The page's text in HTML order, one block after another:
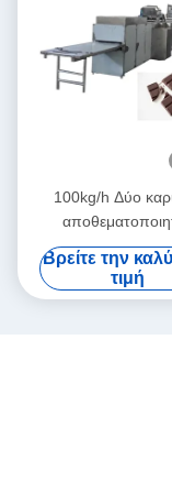
100kg/h Δύο
Τσακολατένιο
Βρείτε την
τιμή